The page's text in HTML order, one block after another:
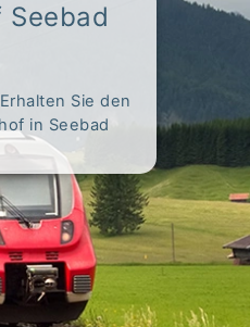
Sie den
in Seebad